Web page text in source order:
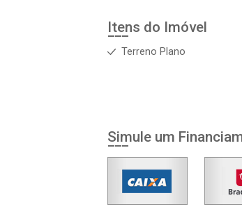
Itens do Imóvel
Terreno Plano
Simule um